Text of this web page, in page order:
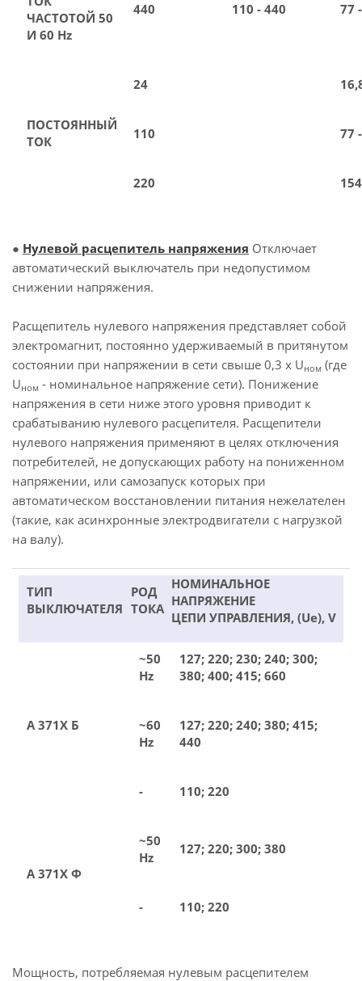
ЧАСТОТОЙ 50
И 60 Hz
440 110 - 440 77
ПОСТОЯННЫЙ
ТОК
24
110 77
220
● Нулевой расцепитель напряжения Отключает
автоматический выключатель при недопустимом
снижении напряжения.
Расщепитель нулевого напряжения представляет собой
электромагнит, постоянно удерживаемый в притянутом
состоянии при напряжении в сети свыше 0,3 х Uном (где
Uном - номинальное напряжение сети). Понижение
напряжения в сети ниже этого уровня приводит к
срабатыванию нулевого расцепителя. Расщепители
нулевого напряжения применяют в целях отключения
потребителей, не допускающих работу на пониженном
напряжении, или самозапуск которых при
автоматическом восстановлении питания нежелателен
(такие, как асинхронные электродвигатели с нагрузкой
на валу).
ТИП
ВЫКЛЮЧАТЕЛЯ
РОД
ТОКА
НОМИНАЛЬНОЕ
НАПРЯЖЕНИЕ
ЦЕПИ УПРАВЛЕНИЯ, (Ue), V
А 371Х Б
~50
Hz
127; 220; 230; 240; 300;
380; 400; 415; 660
~60
Hz
127; 220; 240; 380; 415;
440
- 110; 220
А 371Х Ф
~50
Hz
127; 220; 300; 380
- 110; 220
Мощность, потребляемая нулевым расцепителем